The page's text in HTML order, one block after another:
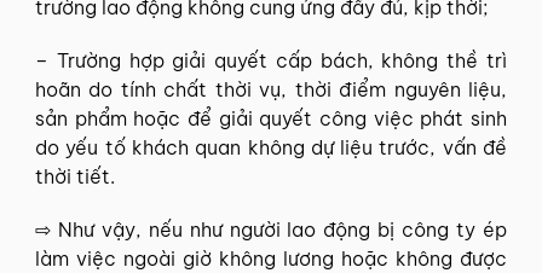
trường lao động không cung ứng đầy đủ, kịp thời;
– Trường hợp giải quyết cấp bách, không thề trì
hoãn do tính chất thời vụ, thời điểm nguyên liệu,
sản phẩm hoặc để giải quyết công việc phát sinh
do yếu tố khách quan không dự liệu trước, vấn đề
thời tiết.
⇨ Như vậy, nếu như người lao động bị công ty ép
làm việc ngoài giờ không lương hoặc không được